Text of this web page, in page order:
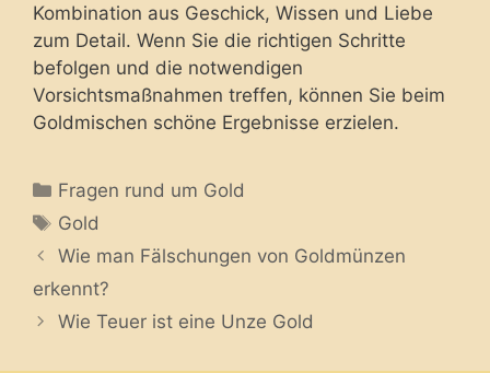
Kombination aus Geschick, Wissen und Liebe
zum Detail. Wenn Sie die richtigen Schritte
befolgen und die notwendigen
Vorsichtsmaßnahmen treffen, können Sie beim
Goldmischen schöne Ergebnisse erzielen.
Categories
Fragen rund um Gold
Tags
Gold
Wie man Fälschungen von Goldmünzen
erkennt?
Wie Teuer ist eine Unze Gold